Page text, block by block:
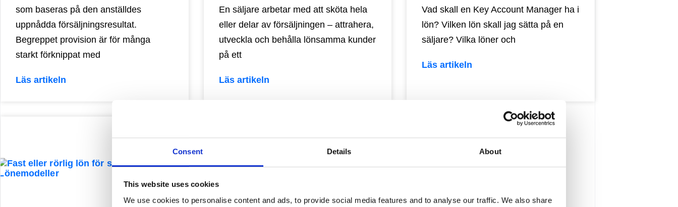
Consent Details About
This website uses cookies
We use cookies to personalise content and ads, to provide social media features and to analyse our traffic. We also share
som baseras på den anställdes
uppnådda försäljningsresultat.
Begreppet provision är för många
starkt förknippat med
Läs artikeln
En säljare arbetar med att sköta hela
eller delar av försäljningen – attrahera,
utveckla och behålla lönsamma kunder
på ett
Läs artikeln
Vad skall en Key Account Manager ha i
lön? Vilken lön skall jag sätta på en
säljare? Vilka löner och
Läs artikeln